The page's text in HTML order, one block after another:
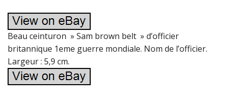
Beau ceinturon » Sam brown belt » d’officier
britannique 1eme guerre mondiale. Nom de l’officier.
Largeur : 5,9 cm.